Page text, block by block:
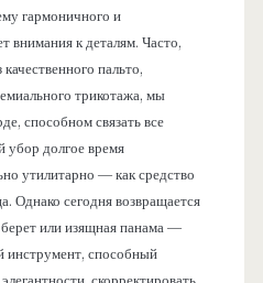
гармоничного и
внимания к деталям. Часто,
пальто,
трикотажа, мы
способном связать все
убор долгое время
утилитарно — как средство
Однако сегодня возвращается
или изящная панама —
инструмент, способный